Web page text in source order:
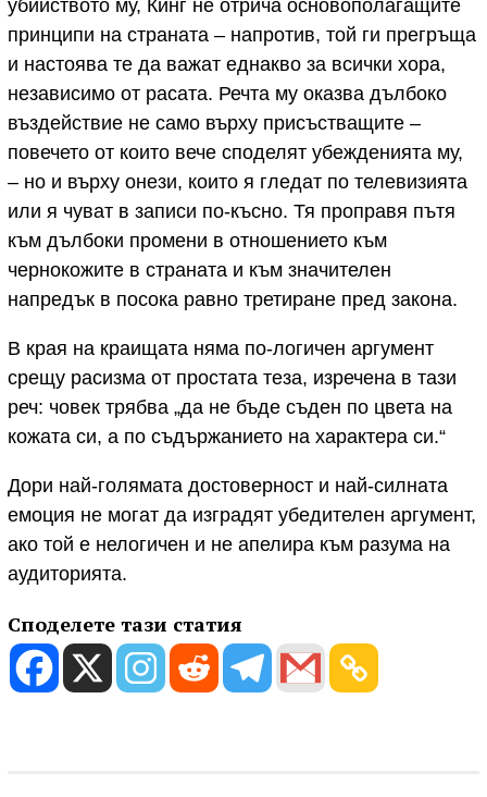
убийството му, Кинг не отрича основополагащите
принципи на страната – напротив, той ги прегръща
и настоява те да важат еднакво за всички хора,
независимо от расата. Речта му оказва дълбоко
въздействие не само върху присъстващите –
повечето от които вече споделят убежденията му,
– но и върху онези, които я гледат по телевизията
или я чуват в записи по-късно. Тя проправя пътя
към дълбоки промени в отношението към
чернокожите в страната и към значителен
напредък в посока равно третиране пред закона.
В края на краищата няма по-логичен аргумент
срещу расизма от простата теза, изречена в тази
реч: човек трябва „да не бъде съден по цвета на
кожата си, а по съдържанието на характера си.“
Дори най-голямата достоверност и най-силната
емоция не могат да изградят убедителен аргумент,
ако той е нелогичен и не апелира към разума на
аудиторията.
Споделете тази статия